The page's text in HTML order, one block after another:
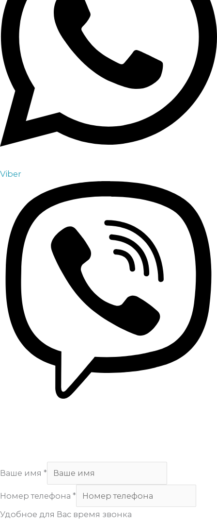
Viber
Ваше имя *
Номер телефона *
Удобное для Вас время звонка